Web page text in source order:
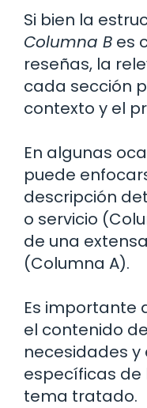
Si bien la
Columna B es
reseñas, la
cada sección
contexto y el
En algunas
puede
descripción
o servicio
de una
(Columna A).
Es importante
el contenido
necesidades
específicas de
tema tratado.